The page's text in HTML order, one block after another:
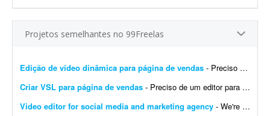
Projetos semelhantes no 99Freelas
Edição de vídeo dinâmica para página de vendas - Preciso de um editor de vídeo para realizar uma edição dinâmica de um vídeo destinado a uma página de vendas. O vídeo precisa ser bem editado, com &...
Criar VSL para página de vendas - Preciso de um editor para criar uma VSL bem dinâmica para uma página de vendas. O objetivo é chamar a atenção do lead e gerar muitas conversões.
Video editor for social media and marketing agency - We're looking for a video editor who can take raw footage - or a blank canvas - and turn it into content that stops the scroll. The work spans both sides of the craft: editing and refining ra...